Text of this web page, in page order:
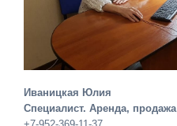
Иваницкая Юлия
Специалист. Аренда, продажа